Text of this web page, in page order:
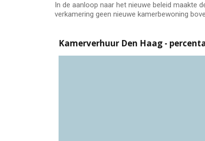
In de aanloop naar het nieuwe beleid maakte
verkamering geen nieuwe kamerbewoning